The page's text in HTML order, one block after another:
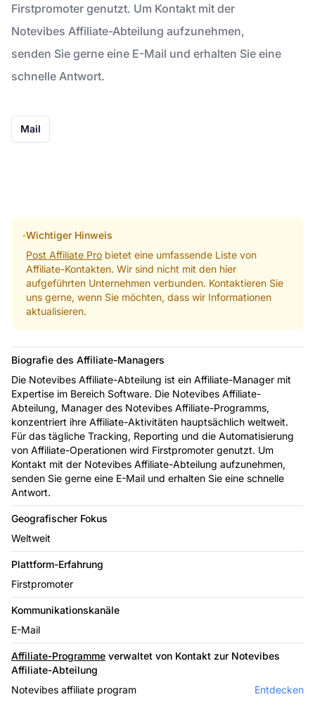
Firstpromoter genutzt. Um Kontakt mit der
Notevibes Affiliate-Abteilung aufzunehmen,
senden Sie gerne eine E-Mail und erhalten Sie eine
schnelle Antwort.
Mail
Wichtiger Hinweis
Post Affiliate Pro bietet eine umfassende Liste von
Affiliate-Kontakten. Wir sind nicht mit den hier
aufgeführten Unternehmen verbunden. Kontaktieren Sie
uns gerne, wenn Sie möchten, dass wir Informationen
aktualisieren.
Biografie des Affiliate-Managers
Die Notevibes Affiliate-Abteilung ist ein Affiliate-Manager mit
Expertise im Bereich Software. Die Notevibes Affiliate-
Abteilung, Manager des Notevibes Affiliate-Programms,
konzentriert ihre Affiliate-Aktivitäten hauptsächlich weltweit.
Für das tägliche Tracking, Reporting und die Automatisierung
von Affiliate-Operationen wird Firstpromoter genutzt. Um
Kontakt mit der Notevibes Affiliate-Abteilung aufzunehmen,
senden Sie gerne eine E-Mail und erhalten Sie eine schnelle
Antwort.
Geografischer Fokus
Weltweit
Plattform-Erfahrung
Firstpromoter
Kommunikationskanäle
E-Mail
Affiliate-Programme verwaltet von Kontakt zur Notevibes
Affiliate-Abteilung
Notevibes affiliate program
Entdecken